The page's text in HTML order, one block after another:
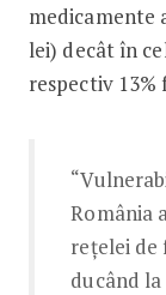
medicamente
lei) decât în
respectiv 13%
România
rețelei de
ducând